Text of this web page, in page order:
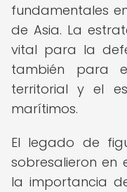
fundamentales
de Asia. La
vital para la
también para
territorial y el
marítimos.
El legado de
sobresalieron en
la importancia